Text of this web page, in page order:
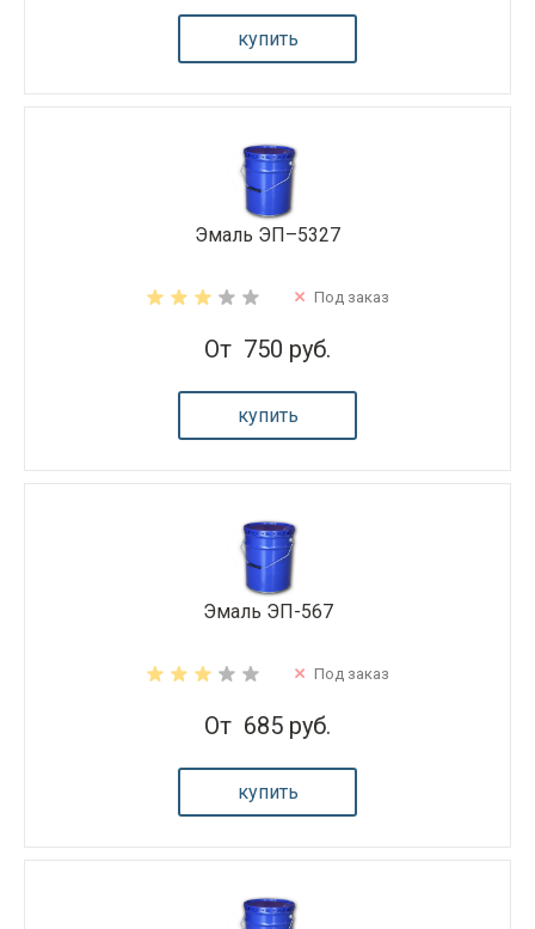
купить
Эмаль ЭП–5327
Под заказ
От 750 руб.
купить
Эмаль ЭП-567
Под заказ
От 685 руб.
купить